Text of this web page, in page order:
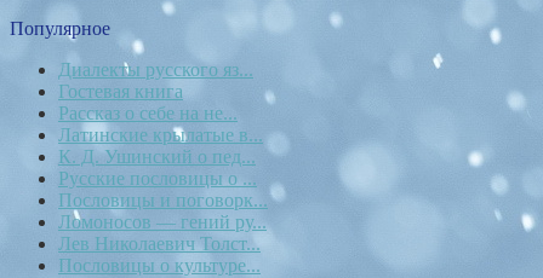
Популярное
Диалекты русского яз...
Гостевая книга
Рассказ о себе на не...
Латинские крылатые в...
К. Д. Ушинский о пед...
Русские пословицы о ...
Пословицы и поговорк...
Ломоносов — гений ру...
Лев Николаевич Толст...
Пословицы о культуре...